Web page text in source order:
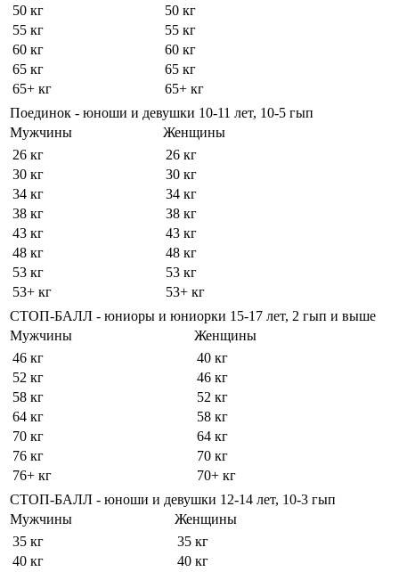
50 кг
55 кг
60 кг
65 кг
65+ кг
50 кг
55 кг
60 кг
65 кг
65+ кг
Поединок - юноши и девушки 10-11 лет, 10-5 гып
Мужчины
Женщины
26 кг
30 кг
34 кг
38 кг
43 кг
48 кг
53 кг
53+ кг
26 кг
30 кг
34 кг
38 кг
43 кг
48 кг
53 кг
53+ кг
СТОП-БАЛЛ - юниоры и юниорки 15-17 лет, 2 гып и выше
Мужчины
Женщины
46 кг
52 кг
58 кг
64 кг
70 кг
76 кг
76+ кг
40 кг
46 кг
52 кг
58 кг
64 кг
70 кг
70+ кг
СТОП-БАЛЛ - юноши и девушки 12-14 лет, 10-3 гып
Мужчины
Женщины
35 кг
40 кг
35 кг
40 кг